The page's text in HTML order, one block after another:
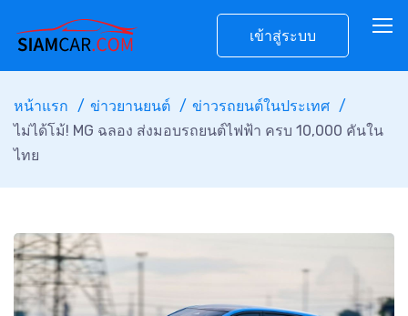
เข้าสู่ระบบ
หน้าแรก ข่าวยานยนต์
ข่าวรถยนต์ในประเทศ
ไม่ได้โม้! MG ฉลอง ส่งมอบรถยนต์ไฟฟ้า ครบ 10,000 คันใน
ไทย